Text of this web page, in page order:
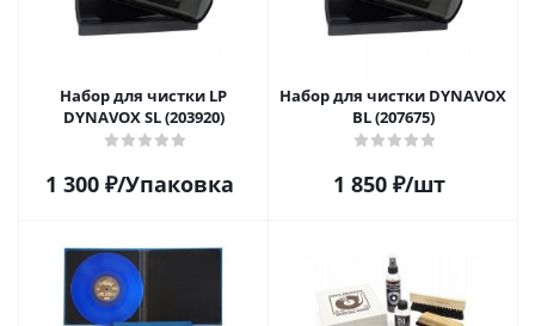
Набор для чистки LP
DYNAVOX SL (203920)
1 300₽/Упаковка
Набор для чистки DYNAVOX
BL (207675)
1 850₽/шт